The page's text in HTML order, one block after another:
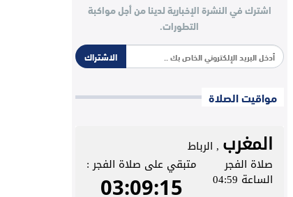
اشترك في النشرة الإخبارية لدينا من أجل مواكبة
التطورات.
الاشتراك
مواقيت الصلاة